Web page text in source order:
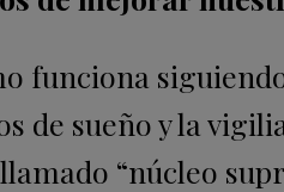
funciona
de sueño y la
“núcleo